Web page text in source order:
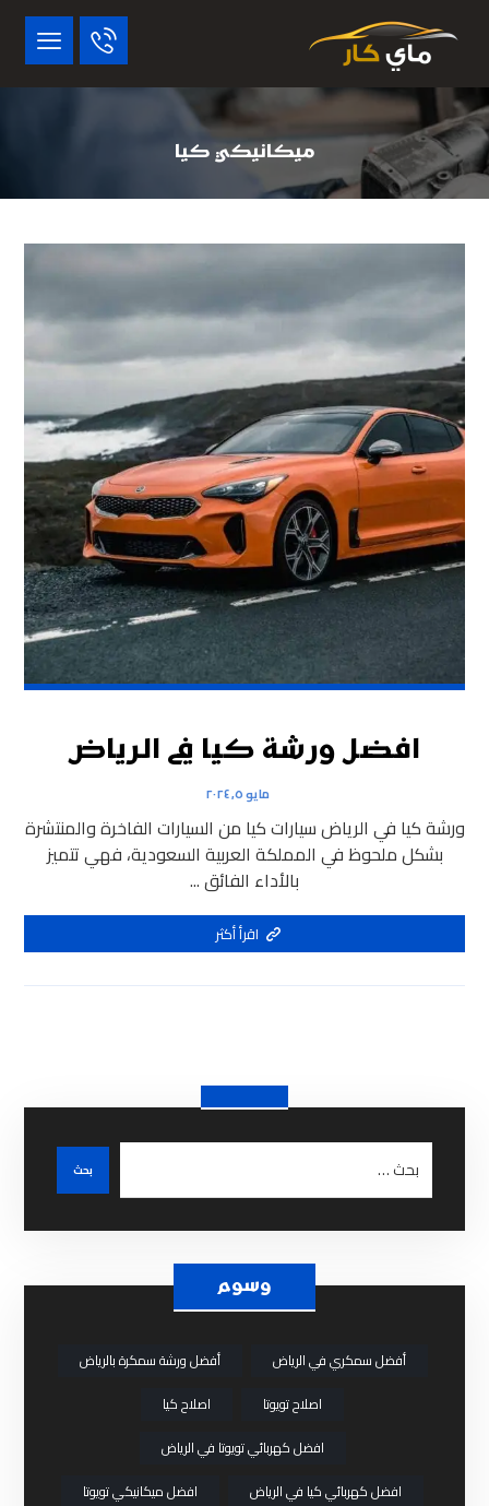
ميكانيكي كيا
افضل ورشة كيا في الرياض
مايو ٥, ٢٠٢٤
ورشة كيا في الرياض سيارات كيا من السيارات الفاخرة والمنتشرة
بشكل ملحوظ في المملكة العربية السعودية، فهي تتميز
بالأداء الفائق ...
اقرأ أكثر
وسوم
أفضل سمكري في الرياض
أفضل ورشة سمكرة بالرياض
اصلاح تويوتا
اصلاح كيا
افضل كهربائي تويوتا في الرياض
افضل كهربائي كيا في الرياض
افضل ميكانيكي تويوتا